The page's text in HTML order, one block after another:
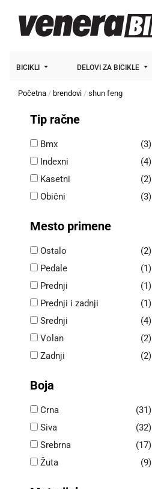
BICIKLI DELOVI ZA BICIKLE
Početna brendovi shun feng
Tip račne
(3)
Bmx
(4)
Indexni
(2)
Kasetni
(3)
Obični
Mesto primene
(2)
Ostalo
(1)
Pedale
(1)
Prednji
(1)
Prednji i zadnji
(4)
Srednji
(2)
Volan
(2)
Zadnji
Boja
(31)
Crna
(32)
Siva
(17)
Srebrna
(9)
Žuta